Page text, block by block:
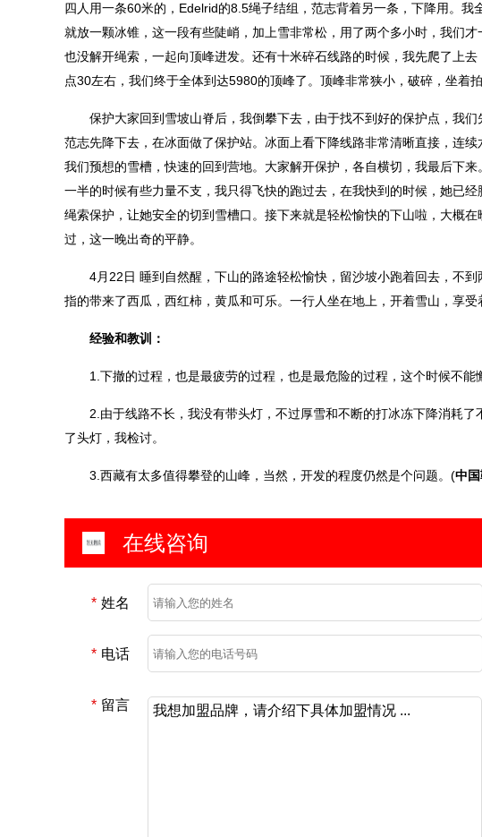
四人用一条60米的，Edelrid的8.5绳子结组，范志背着另一条，下降用。
就放一颗冰锥，这一段有些陡峭，加上雪非常松，用了两个多小时，我们
也没解开绳索，一起向顶峰进发。还有十米碎石线路的时候，我先爬了上
点30左右，我们终于全体到达5980的顶峰了。顶峰非常狭小，破碎，坐着拍
保护大家回到雪坡山脊后，我倒攀下去，由于找不到好的保护点，我们
范志先降下去，在冰面做了保护站。冰面上看下降线路非常清晰直接，连
我们预想的雪槽，快速的回到营地。大家解开保护，各自横切，我最后下
一半的时候有些力量不支，我只得飞快的跑过去，在我快到的时候，她已
绳索保护，让她安全的切到雪槽口。接下来就是轻松愉快的下山啦，大概
过，这一晚出奇的平静。
4月22日 睡到自然醒，下山的路途轻松愉快，留沙坡小跑着回去，不到
指的带来了西瓜，西红柿，黄瓜和可乐。一行人坐在地上，开着雪山，享受
经验和教训：
1.下撤的过程，也是最疲劳的过程，也是最危险的过程，这个时候不能
2.由于线路不长，我没有带头灯，不过厚雪和不断的打冰冻下降消耗了
了头灯，我检讨。
3.西藏有太多值得攀登的山峰，当然，开发的程度仍然是个问题。(中国
在线咨询
* 姓名
* 电话
* 留言